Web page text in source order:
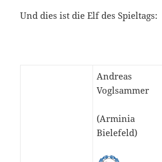
Und dies ist die Elf des Spieltags:
Andreas
Voglsammer
(Arminia
Bielefeld)